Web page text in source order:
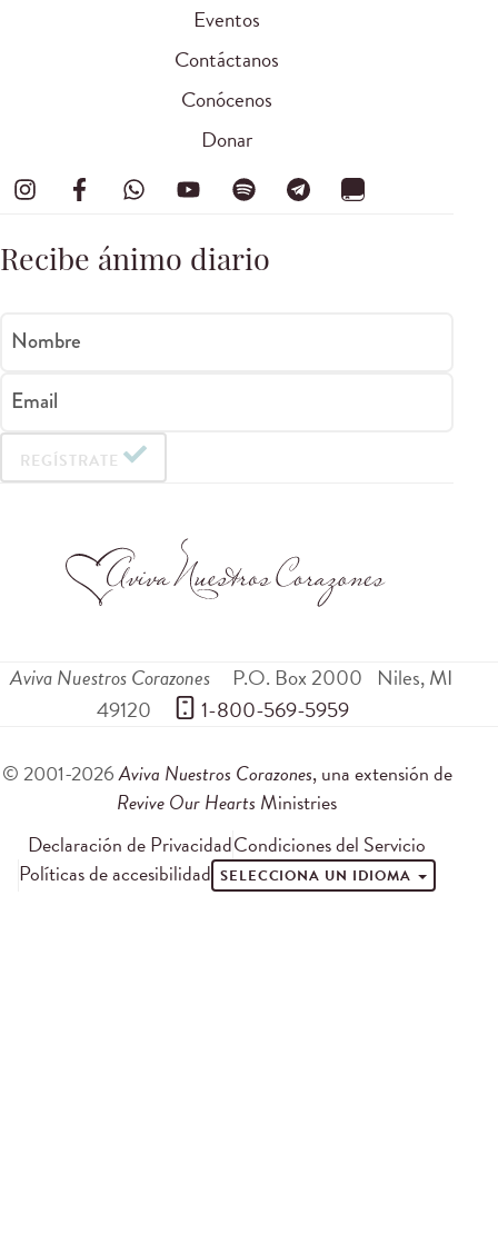
Eventos
Contáctanos
Conócenos
Donar
Recibe ánimo diario
Nombre
Email
REGÍSTRATE
Aviva Nuestros Corazones P.O. Box 2000 Niles,MI
49120
1-800-569-5959
© 2001-2026Aviva Nuestros Corazones, una extensión de
Revive Our Hearts Ministries
Declaración de PrivacidadCondiciones del Servicio
Políticas de accesibilidad SELECCIONA UN IDIOMA